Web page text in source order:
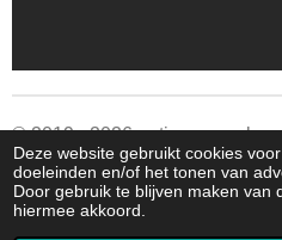
Deze website gebruikt cookies
doeleinden en/of het tonen van
Door gebruik te blijven maken van
hiermee akkoord.
© 2019 - 2026
Powered byJouwWeb